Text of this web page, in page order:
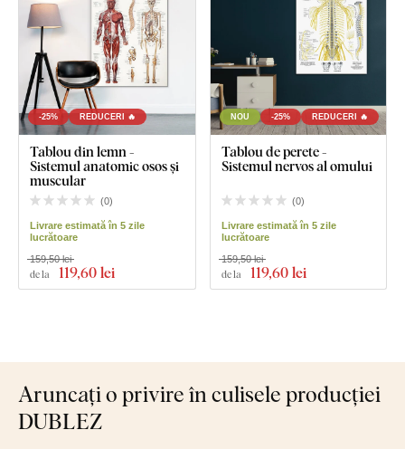
-25% REDUCERI 🔥
Tablou din lemn -
Sistemul anatomic osos și
muscular
(0)
Livrare estimată în 5 zile
lucrătoare
de la 119,60 lei
159,50 lei
NOU -25% REDUCERI 🔥
Tablou de perete -
Sistemul nervos al omului
(0)
Livrare estimată în 5 zile
lucrătoare
de la 119,60 lei
159,50 lei
Aruncați o privire în culisele producției
DUBLEZ